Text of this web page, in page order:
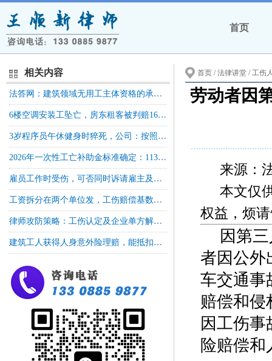
首页
相关内容
法答网：建筑领域无用工主体资格的承包人所聘用人员因工伤亡，诉请工伤保险待遇赔偿，是否需经工伤认定等前置程序？
6楼空调安装工坠亡，房东租客被判赔16万+，二审驳回上诉！
3岁程序员午休健身时猝死，公司：按照公司指定地方进行健身的时间，计入8小时工作时间；人社局：不算工伤！法院判了算工伤
2026年一次性工亡补助金标准确定：1130040元｜全国统一
雇员工作时受伤，可否同时诉请雇主及雇主责任险承保公司承担责任？
工资拆分在两个单位发，工伤赔偿基数怎么算？法院判了！
律师攻防策略：工伤认定及企业单方解除合同的路径与员工赔偿主张
建筑工人获得人身意外险理赔，能抵扣工伤保险待遇吗？
首页 / 法律讲堂 /工伤
劳动者因
来源：
本文仅
权益，烦
因第
者因公外
车交通事
赔偿和侵
因工伤
险赔偿和